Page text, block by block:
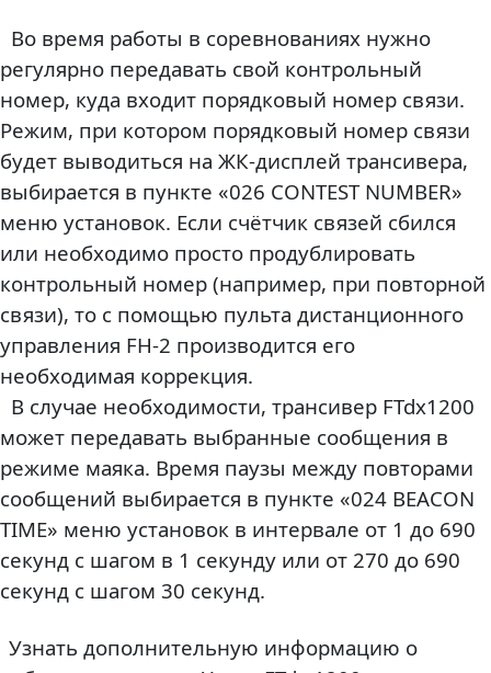
Во время работы в соревнованиях нужно
регулярно передавать свой контрольный
номер, куда входит порядковый номер связи.
Режим, при котором порядковый номер связи
будет выводиться на ЖК-дисплей трансивера,
выбирается в пункте «026 CONTEST NUMBER»
меню установок. Если счётчик связей сбился
или необходимо просто продублировать
контрольный номер (например, при повторной
связи), то с помощью пульта дистанционного
управления FH-2 производится его
необходимая коррекция.
В случае необходимости, трансивер FTdx1200
может передавать выбранные сообщения в
режиме маяка. Время паузы между повторами
сообщений выбирается в пункте «024 BEACON
TIME» меню установок в интервале от 1 до 690
секунд с шагом в 1 секунду или от 270 до 690
секунд с шагом 30 секунд.
Узнать дополнительную информацию о